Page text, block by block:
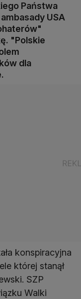
Państwa
USA
"Polskie
dla
konspiracyjna
której stanął
SZP
Walki